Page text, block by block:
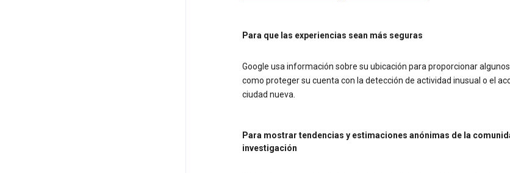
Para que las experiencias sean más seguras
Google usa información sobre su ubicación para proporcionar
como proteger su cuenta con la detección de actividad inusual o el
ciudad nueva.
Para mostrar tendencias y estimaciones anónimas de la
investigación